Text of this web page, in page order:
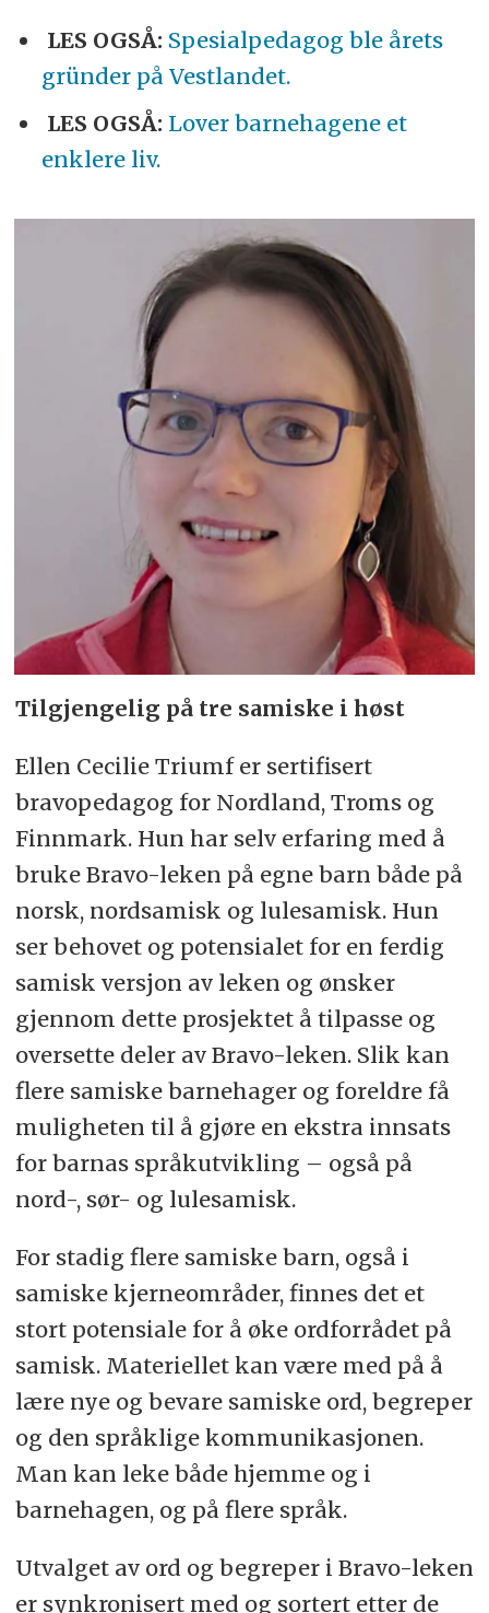
LES OGSÅ: Spesialpedagog ble årets
gründer på Vestlandet.
LES OGSÅ: Lover barnehagene et
enklere liv.
Tilgjengelig på tre samiske i høst
Ellen Cecilie Triumf er sertifisert
bravopedagog for Nordland, Troms og
Finnmark. Hun har selv erfaring med å
bruke Bravo-leken på egne barn både på
norsk, nordsamisk og lulesamisk. Hun
ser behovet og potensialet for en ferdig
samisk versjon av leken og ønsker
gjennom dette prosjektet å tilpasse og
oversette deler av Bravo-leken. Slik kan
flere samiske barnehager og foreldre få
muligheten til å gjøre en ekstra innsats
for barnas språkutvikling – også på
nord-, sør- og lulesamisk.
For stadig flere samiske barn, også i
samiske kjerneområder, finnes det et
stort potensiale for å øke ordforrådet på
samisk. Materiellet kan være med på å
lære nye og bevare samiske ord, begreper
og den språklige kommunikasjonen.
Man kan leke både hjemme og i
barnehagen, og på flere språk.
Utvalget av ord og begreper i Bravo-leken
er synkronisert med og sortert etter de